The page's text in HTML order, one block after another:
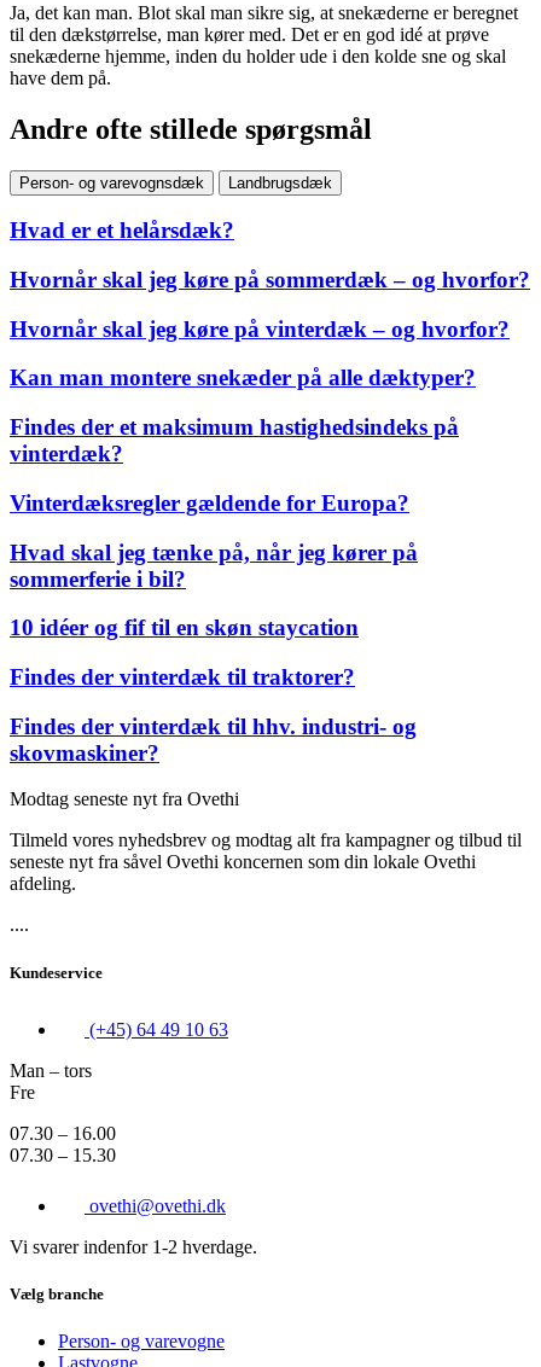
Ja, det kan man. Blot skal man sikre sig, at snekæderne er beregnet
til den dækstørrelse, man kører med. Det er en god idé at prøve
snekæderne hjemme, inden du holder ude i den kolde sne og skal
have dem på.
Andre ofte stillede spørgsmål
Person- og varevognsdæk Landbrugsdæk
Hvad er et helårsdæk?
Hvornår skal jeg køre på sommerdæk – og hvorfor?
Hvornår skal jeg køre på vinterdæk – og hvorfor?
Kan man montere snekæder på alle dæktyper?
Findes der et maksimum hastighedsindeks på
vinterdæk?
Vinterdæksregler gældende for Europa?
Hvad skal jeg tænke på, når jeg kører på
sommerferie i bil?
10 idéer og fif til en skøn staycation
Findes der vinterdæk til traktorer?
Findes der vinterdæk til hhv. industri- og
skovmaskiner?
Modtag seneste nyt fra Ovethi
Tilmeld vores nyhedsbrev og modtag alt fra kampagner og tilbud til
seneste nyt fra såvel Ovethi koncernen som din lokale Ovethi
afdeling.
....
Kundeservice
(+45) 64 49 10 63
Man – tors
Fre
07.30 – 16.00
07.30 – 15.30
ovethi@ovethi.dk
Vi svarer indenfor 1-2 hverdage.
Vælg branche
Person- og varevogne